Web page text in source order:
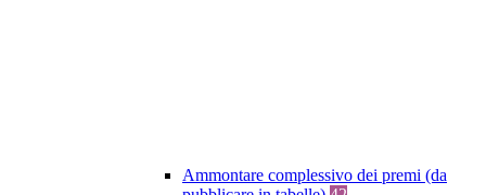
Ammontare complessivo dei premi (da